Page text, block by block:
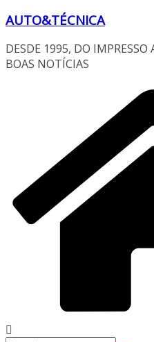
AUTO&TÉCNICA
DESDE 1995, DO
BOAS NOTÍCIAS